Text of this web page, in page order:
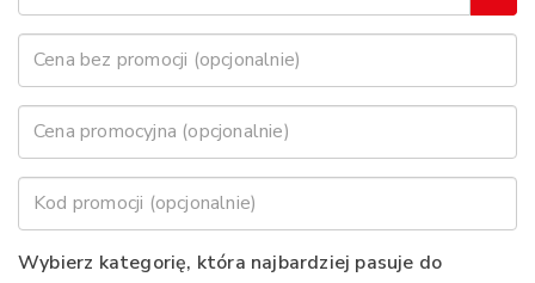
Wybierz kategorię, która najbardziej pasuje do